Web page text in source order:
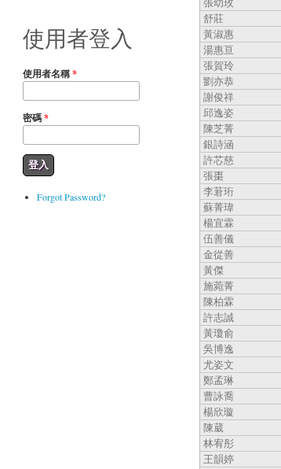
使用者登入
使用者名稱*
密碼*
Forgot Password?
舒莊
黃淑惠
湯惠亘
張賀玲
劉亦恭
謝俊祥
邱逸姿
陳芝菁
銀詩涵
許芯慈
張棗
李莙珩
蘇菁瑋
楊宜霖
伍善儀
金從善
黃傑
施菀菁
陳柏霖
許志誠
黃瓊俞
吳博逸
尤姿文
鄭孟琳
曹詠喬
楊欣璇
陳葳
林宥彤
王韻婷